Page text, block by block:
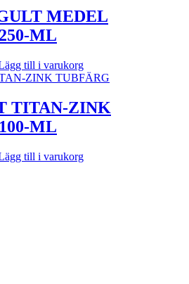
MEDEL
ML
till i varukorg
TITAN-ZINK
ML
till i varukorg